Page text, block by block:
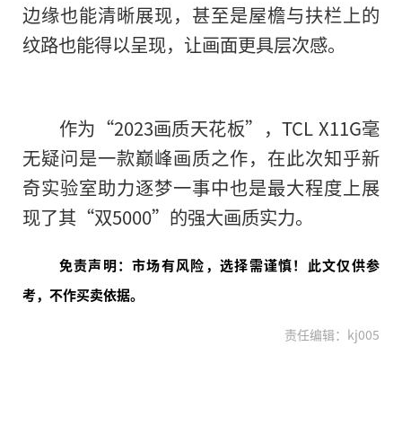
边缘也能清晰展现，甚至是屋檐与扶栏上的
纹路也能得以呈现，让画面更具层次感。
作为“2023画质天花板”，TCL X11G毫
无疑问是一款巅峰画质之作，在此次知乎新
奇实验室助力逐梦一事中也是最大程度上展
现了其“双5000”的强大画质实力。
免责声明：市场有风险，选择需谨慎！此文仅供参
考，不作买卖依据。
责任编辑：kj005